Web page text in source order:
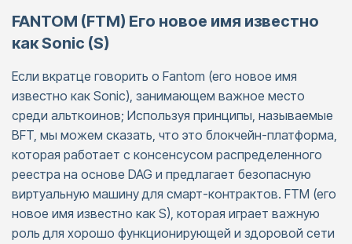
FANTOM (FTM) Его новое имя известно
как Sonic (S)
Если вкратце говорить о Fantom (eго новое имя
известно как Sonic), занимающем важное место
среди альткоинов; Используя принципы, называемые
BFT, мы можем сказать, что это блокчейн-платформа,
которая работает с консенсусом распределенного
реестра на основе DAG и предлагает безопасную
виртуальную машину для смарт-контрактов. FTM (eго
новое имя известно как S), которая играет важную
роль для хорошо функционирующей и здоровой сети